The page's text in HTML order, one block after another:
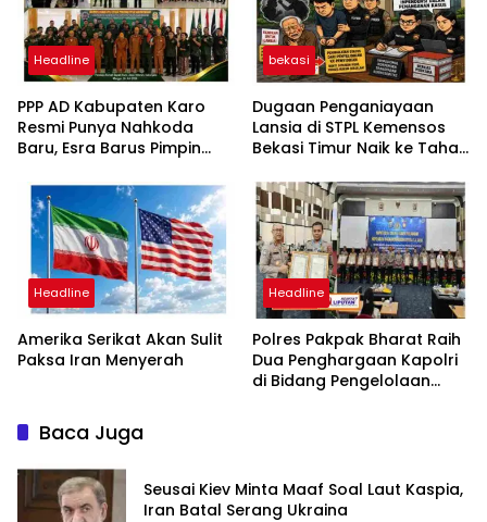
Headline
PPP AD Kabupaten Karo
Resmi Punya Nahkoda
Baru, Esra Barus Pimpin
bekasi
Dugaan Penganiayaan
Lansia di STPL Kemensos
Bekasi Timur Naik ke Tahap
Minta Proses Transparan
dan Bebas Intervensi
Headline
Amerika Serikat Akan Sulit
Paksa Iran Menyerah
Headline
Polres Pakpak Bharat Raih
Dua Penghargaan Kapolri
di Bidang Pengelolaan
Baca Juga
Seusai Kiev Minta Maaf Soal Laut Kaspia,
Iran Batal Serang Ukraina